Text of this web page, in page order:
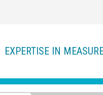
EXPERTISE IN